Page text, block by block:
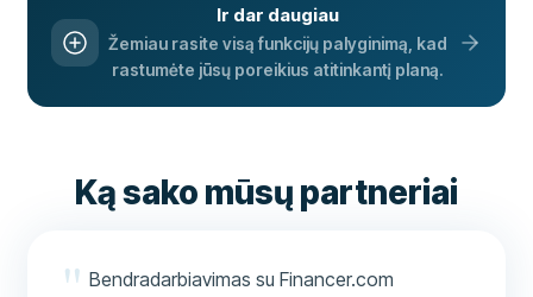
Ir dar daugiau
Žemiau rasite visą funkcijų palyginimą, kad
rastumėte jūsų poreikius atitinkantį planą.
Ką sako mūsų partneriai
Bendradarbiavimas su Financer.com